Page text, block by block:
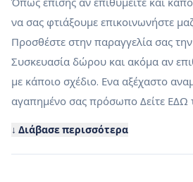
να σας φτιάξουμε επικοινωνήστε
Προσθέστε στην παραγγελία σας
Συσκευασία δώρου και ακόμα αν
με κάποιο σχέδιο. Ενα αξέχαστο
αγαπημένο σας πρόσωπο Δείτε ΕΔΩ
↓ Διάβασε περισσότερα